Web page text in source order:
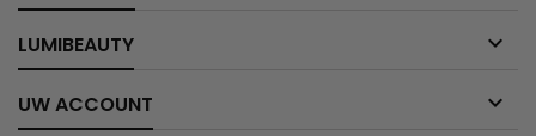
LUMIBEAUTY 
UW ACCOUNT 